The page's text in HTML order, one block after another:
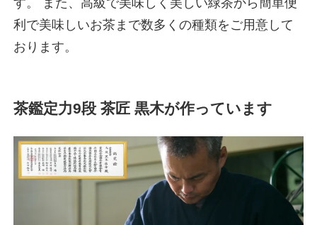
す。 また、高級で美味しく美しい緑茶から簡単便
利で美味しいお茶まで数多くの種類をご用意して
おります。
茶鑑定力9段 茶匠 黒木が作っています